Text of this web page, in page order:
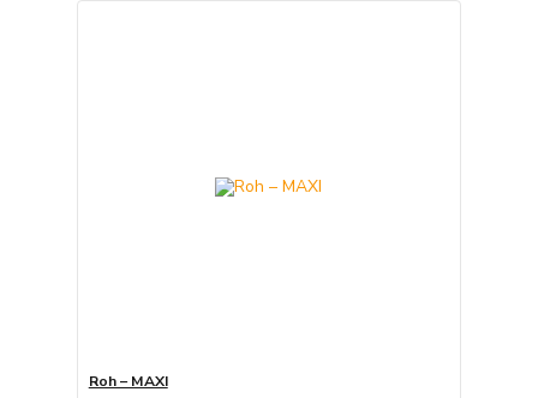
Roh – MAXI